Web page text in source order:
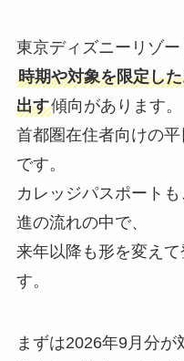
東京ディズニーリゾー
時期や対象を限定し
出す傾向があります。
首都圏在住者向けの
です。
カレッジパスポート
進の流れの中で、
来年以降も形を変え
す。
まずは2026年9月分が